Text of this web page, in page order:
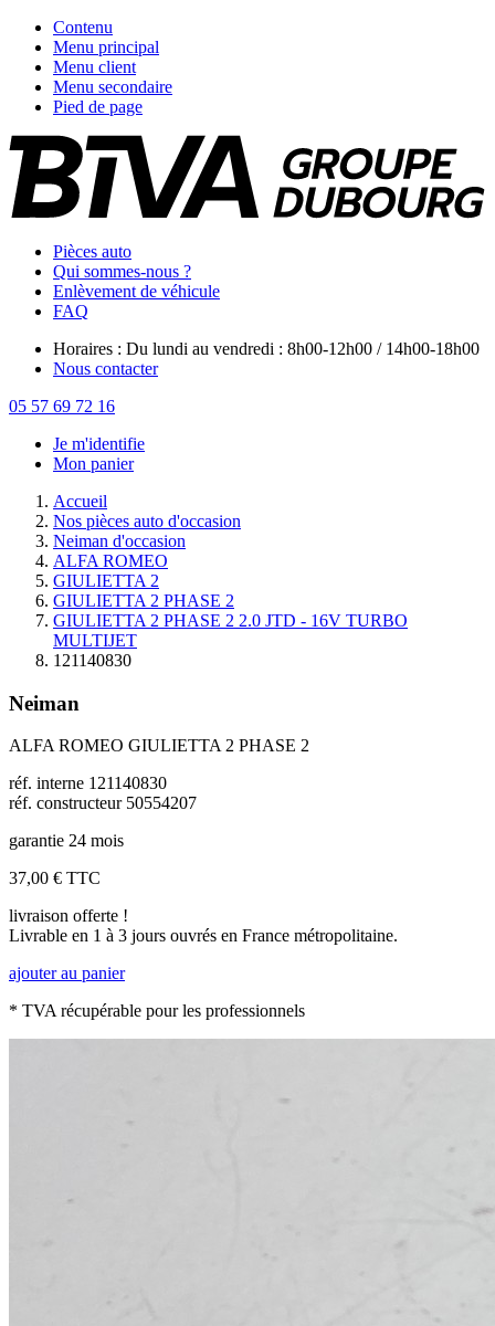
Contenu
Menu principal
Menu client
Menu secondaire
Pied de page
Pièces auto
Qui sommes-nous ?
Enlèvement de véhicule
FAQ
Horaires : Du lundi au vendredi : 8h00-12h00 / 14h00-18h00
Nous contacter
05 57 69 72 16
Je m'identifie
Mon panier
Accueil
Nos pièces auto d'occasion
Neiman d'occasion
ALFA ROMEO
GIULIETTA 2
GIULIETTA 2 PHASE 2
GIULIETTA 2 PHASE 2 2.0 JTD - 16V TURBO
MULTIJET
121140830
Neiman
ALFA ROMEO GIULIETTA 2 PHASE 2
réf. interne 121140830
réf. constructeur 50554207
garantie 24 mois
37,00 € TTC
livraison offerte !
Livrable en 1 à 3 jours ouvrés en France métropolitaine.
ajouter au panier
* TVA récupérable pour les professionnels